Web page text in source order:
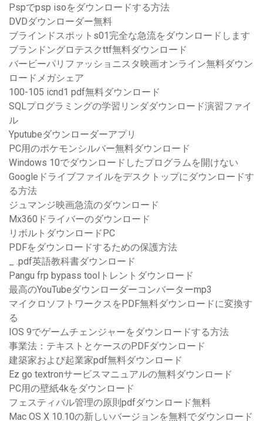
Pspでpsp isoをダウンロードする方法
DVDダウンローダー無料
ブラインドスポットs01完全な急流をダウンロードします
ブランドングロテスクttf無料ダウンロード
バービーパリファッショニスタ映画オンライン無料ダウン
ロードメガシェア
100-105 icnd1 pdf無料ダウンロード
SQLプログラミングの学習リンダダウンロード演習ファイ
ル
Yputubeダウンローダーアプリ
PC用のポケモンシルバー無料ダウンロード
Windows 10でダウンロードしたプログラムを開けない
Googleドライブファイルをデスクトップにダウンロードす
る方法
ジュマンジ映画急流のダウンロード
Mx360ドライバーのダウンロード
リボルトダウンロードPC
PDFをダウンロードするための保護方法
_ .pdf英語教科書ダウンロード
Pangu frp bypass toolトレントダウンロード
最高のYouTubeダウンローダーコンバーターmp3
マイクロソフトワークスをPDF無料ダウンロードに変換す
る
IOS 9でゲームチェンジャーをダウンロードする方法
事業法：テキストとケースのPDFダウンロード
建築家および起業家pdf無料ダウンロード
Ez go textronサービスマニュアルの無料ダウンロード
PC用の壁紙4kをダウンロード
フェスティバル管理の原則pdfダウンロード無料
Mac OS X 10.10の新しいバージョンを無料でダウンロード